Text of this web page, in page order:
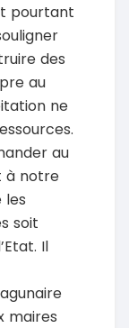
pourtant
des
au
ne
au
à notre
les
soit
Il
maires